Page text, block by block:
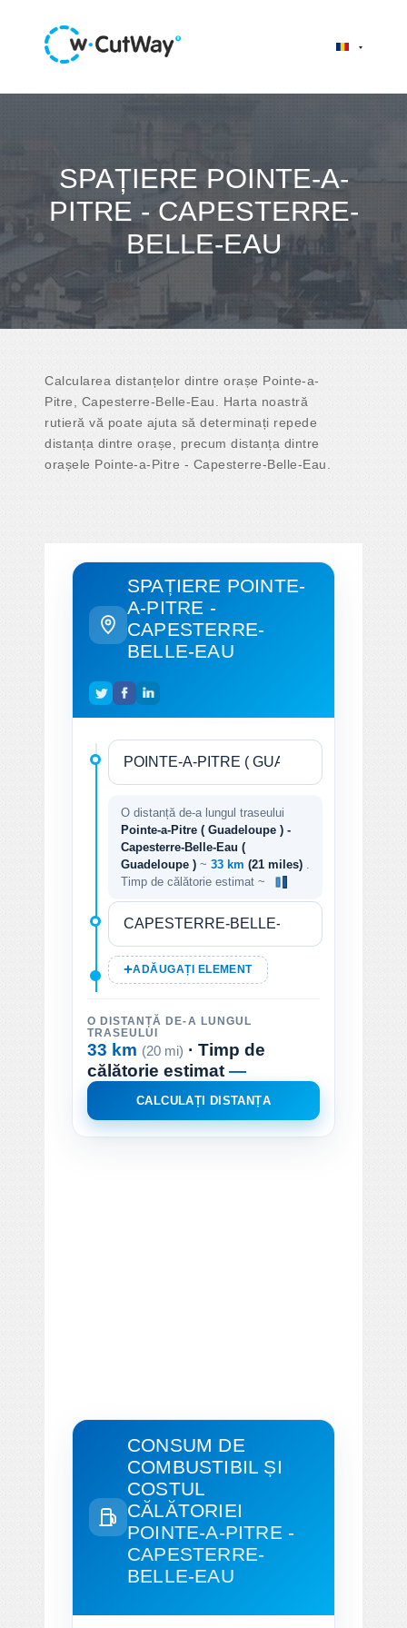
SPAȚIERE POINTE-A-
PITRE - CAPESTERRE-
BELLE-EAU
Calcularea distanțelor dintre orașe Pointe-a-
Pitre, Capesterre-Belle-Eau. Harta noastră
rutieră vă poate ajuta să determinați repede
distanța dintre orașe, precum distanța dintre
orașele Pointe-a-Pitre - Capesterre-Belle-Eau.
SPAȚIERE POINTE-
A-PITRE -
CAPESTERRE-
BELLE-EAU
O distanță de-a lungul traseului
Pointe-a-Pitre ( Guadeloupe ) -
Capesterre-Belle-Eau (
Guadeloupe ) ~ 33 km (21 miles)
Timp de călătorie estimat ~
ADĂUGAȚI ELEMENT
O DISTANȚĂ DE-A LUNGUL
TRASEULUI
33 km (20 mi) · Timp de
călătorie estimat—
CALCULAȚI DISTANȚA
CONSUM DE
COMBUSTIBIL ȘI
COSTUL
CĂLĂTORIEI
POINTE-A-PITRE -
CAPESTERRE-
BELLE-EAU